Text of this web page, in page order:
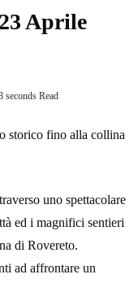
Aprile
seconds Read
storico fino alla collina
uno spettacolare
ed i magnifici sentieri
di Rovereto.
ad affrontare un